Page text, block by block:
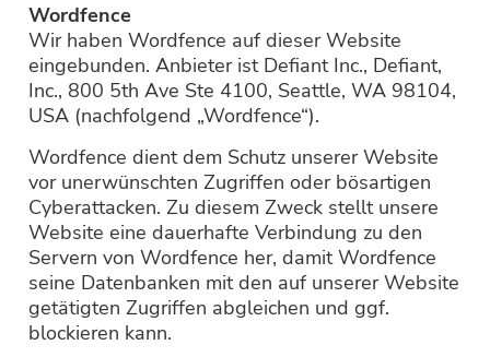
Wordfence
Wir haben Wordfence auf dieser Website
eingebunden. Anbieter ist Defiant Inc., Defiant,
Inc., 800 5th Ave Ste 4100, Seattle, WA 98104,
USA (nachfolgend „Wordfence“).
Wordfence dient dem Schutz unserer Website
vor unerwünschten Zugriffen oder bösartigen
Cyberattacken. Zu diesem Zweck stellt unsere
Website eine dauerhafte Verbindung zu den
Servern von Wordfence her, damit Wordfence
seine Datenbanken mit den auf unserer Website
getätigten Zugriffen abgleichen und ggf.
blockieren kann.